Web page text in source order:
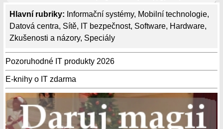
Hlavní rubriky: Informační systémy, Mobilní technologie,
Datová centra, Sítě, IT bezpečnost, Software, Hardware,
Zkušenosti a názory, Speciály
Pozoruhodné IT produkty 2026
E-knihy o IT zdarma